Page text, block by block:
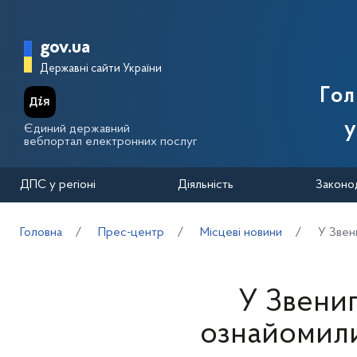
Головна сторінка Державної
gov.ua
Державні сайти України
Єдиний державний
вебпортал електронних послуг
ДПС у регіоні Діяльність
Головна Прес-центр Місцеві новини У
У